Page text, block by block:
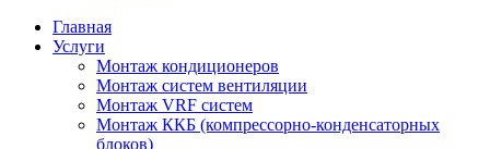
Главная
Услуги
Монтаж кондиционеров
Монтаж cистем вентиляции
Монтаж VRF систем
Монтаж ККБ (компрессорно-конденсаторных
блоков)